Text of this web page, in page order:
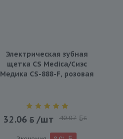
Электрическая зубная
щетка CS Medica/Сиэс
Медика CS-888-F, розовая
32.06 /шт 40.07 BYN